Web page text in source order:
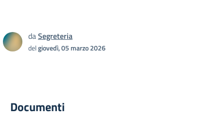
daSegreteria
delgiovedì, 05 marzo 2026
Documenti